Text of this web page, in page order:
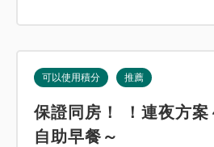
可以使用積分 推薦
保證同房！ ！連夜方
自助早餐～